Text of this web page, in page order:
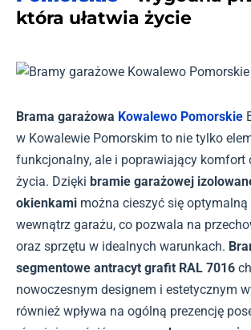
która ułatwia życie
Brama garażowa Kowalewo Pomorskie
w Kowalewie Pomorskim to nie tylko
funkcjonalny, ale i poprawiający komfort
życia. Dzięki bramie garażowej
okienkami można cieszyć się optymalną
wewnątrz garażu, co pozwala na
oraz sprzętu w idealnych warunkach.
segmentowe antracyt grafit RAL 7016
nowoczesnym designem i estetycznym
również wpływa na ogólną prezencję